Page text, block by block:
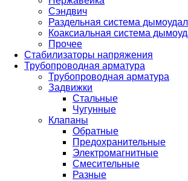
Сэндвич
Раздельная система
Коаксиальная система
Прочее
Стабилизаторы напряжения
Трубопроводная арматура
Трубопроводная арматура
Задвижки
Стальные
Чугунные
Клапаны
Обратные
Предохранительные
Электромагнитные
Смесительные
Разные